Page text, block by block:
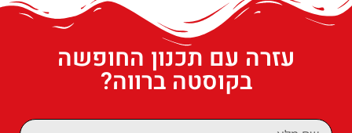
עזרה עם תכנון החופשה
בקוסטה ברווה?